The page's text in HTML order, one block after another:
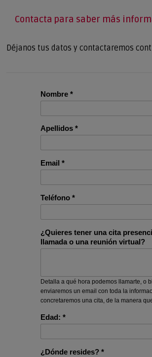
Contacta para saber más
Déjanos tus datos y contactaremos
Nombre *
Apellidos *
Email *
Teléfono *
¿Quieres tener una cita
llamada o una reunión virtual?
Detalla a qué hora podemos llamarte, o
enviaremos un email con toda la
concretaremos una cita, de la manera
Edad: *
¿Dónde resides? *